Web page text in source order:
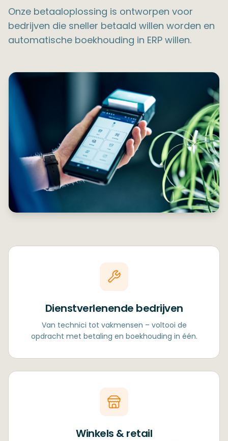
Onze betaaloplossing is ontworpen voor
bedrijven die sneller betaald willen worden en
automatische boekhouding in ERP willen.
Dienstverlenende bedrijven
Van technici tot vakmensen – voltooi de
opdracht met betaling en boekhouding in één.
Winkels & retail